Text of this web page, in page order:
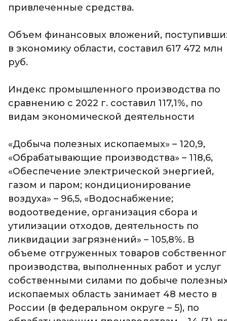
привлеченные средства.
Объем финансовых вложений,
в экономику области, составил 617 472 млн
руб.
Индекс промышленного производства по
сравнению с 2022 г. составил 117,1%, по
видам экономической деятельности
«Добыча полезных ископаемых» – 120,9,
«Обрабатывающие производства» – 118,6,
«Обеспечение электрической энергией,
газом и паром; кондиционирование
воздуха» – 96,5, «Водоснабжение;
водоотведение, организация сбора и
утилизации отходов, деятельность по
ликвидации загрязнений» – 105,8%. В
объеме отгруженных товаров
производства, выполненных работ и услуг
собственными силами по добыче
ископаемых область занимает 48 место в
России (в федеральном округе – 5), по